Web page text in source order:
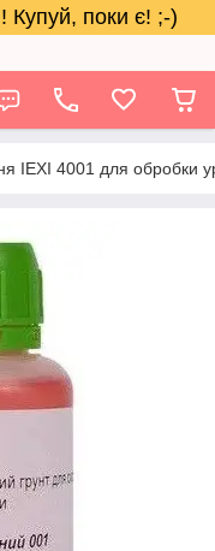
Купуй, поки є! ;-)
IEXI 4001 для обробки